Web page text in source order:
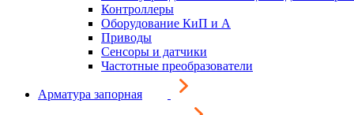
Контроллеры
Оборудование КиП и А
Приводы
Сенсоры и датчики
Частотные преобразователи
Арматура запорная